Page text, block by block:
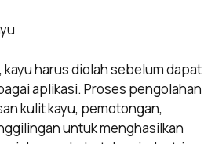
harus diolah sebelum dapat
aplikasi. Proses pengolahan
kulit kayu, pemotongan,
untuk menghasilkan